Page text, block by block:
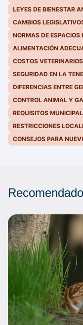
LEYES DE BIENESTAR
CAMBIOS
NORMAS DE
ALIMENTACIÓN
COSTOS
SEGURIDAD EN LA
DIFERENCIAS ENTRE
CONTROL ANIMAL Y
REQUISITOS
RESTRICCIONES
CONSEJOS PARA
Recomendado